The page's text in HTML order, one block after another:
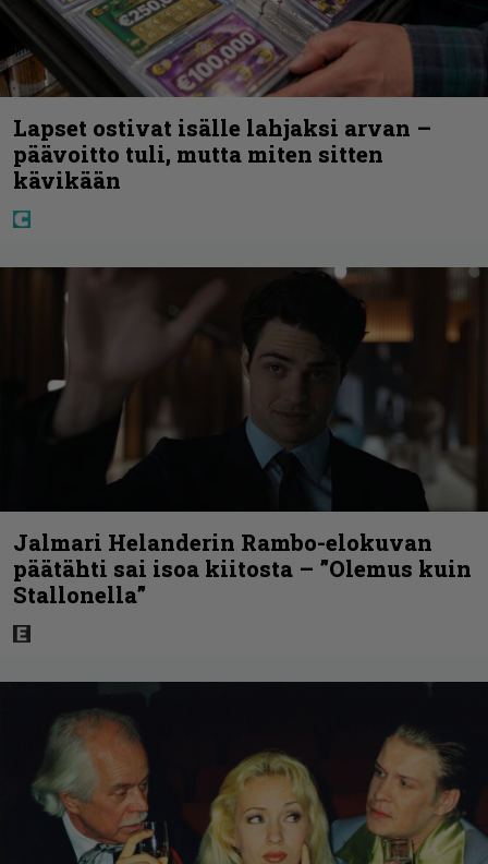
Lapset ostivat isälle lahjaksi arvan –
päävoitto tuli, mutta miten sitten
kävikään
Jalmari Helanderin Rambo-elokuvan
päätähti sai isoa kiitosta – ”Olemus kuin
Stallonella”